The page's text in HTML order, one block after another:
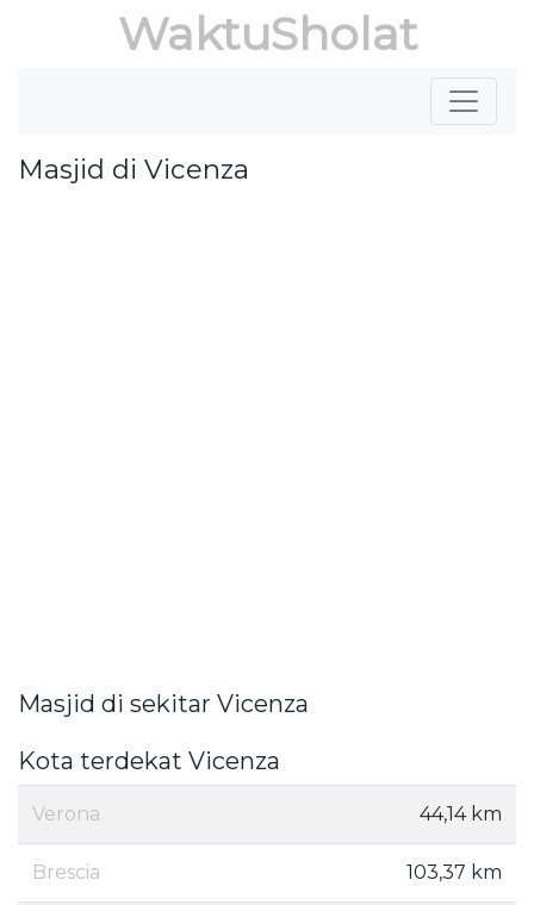
WaktuSholat
Masjid di Vicenza
Masjid di sekitar Vicenza
Kota terdekat Vicenza
Verona 44,14 km
Brescia 103,37 km